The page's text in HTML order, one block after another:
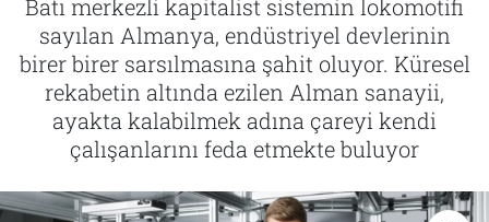
Batı merkezli kapitalist sistemin lokomotifi
sayılan Almanya, endüstriyel devlerinin
birer birer sarsılmasına şahit oluyor. Küresel
rekabetin altında ezilen Alman sanayii,
ayakta kalabilmek adına çareyi kendi
çalışanlarını feda etmekte buluyor
Tarih
İletişim
Künye